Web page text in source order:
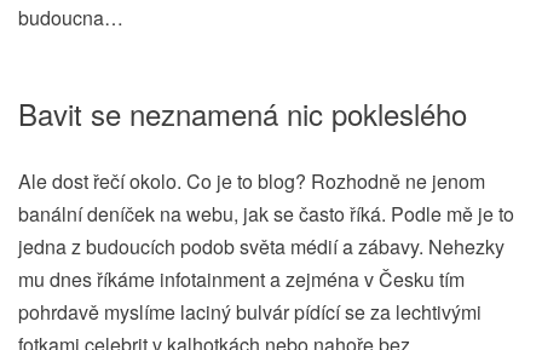
budoucna…
Bavit se neznamená nic pokleslého
Ale dost řečí okolo. Co je to blog? Rozhodně ne jenom
banální deníček na webu, jak se často říká. Podle mě je to
jedna z budoucích podob světa médií a zábavy. Nehezky
mu dnes říkáme infotainment a zejména v Česku tím
pohrdavě myslíme laciný bulvár pídící se za lechtivými